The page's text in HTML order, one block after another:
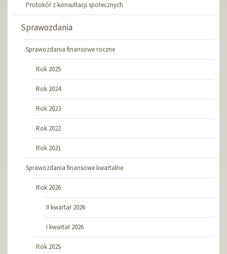
Protokół z konsultacji społecznych
Sprawozdania
Sprawozdania finansowe roczne
Rok 2025
Rok 2024
Rok 2023
Rok 2022
Rok 2021
Sprawozdania finansowe kwartalne
Rok 2026
II kwartał 2026
I kwartał 2026
Rok 2025